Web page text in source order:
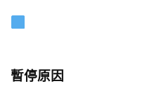
暫停原因